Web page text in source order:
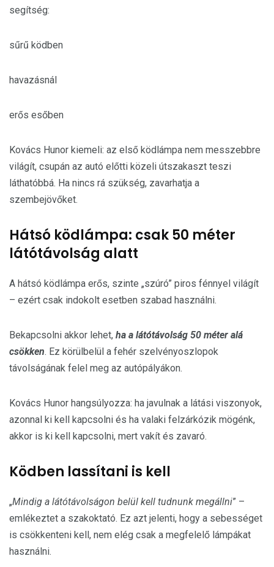
segítség:
sűrű ködben
havazásnál
erős esőben
Kovács Hunor kiemeli: az első ködlámpa nem messzebbre
világít, csupán az autó előtti közeli útszakaszt teszi
láthatóbbá. Ha nincs rá szükség, zavarhatja a
szembejövőket.
Hátsó ködlámpa: csak 50 méter
látótávolság alatt
A hátsó ködlámpa erős, szinte „szúró” piros fénnyel világít
– ezért csak indokolt esetben szabad használni.
Bekapcsolni akkor lehet, ha a látótávolság 50 méter alá
csökken. Ez körülbelül a fehér szelvényoszlopok
távolságának felel meg az autópályákon.
Kovács Hunor hangsúlyozza: ha javulnak a látási viszonyok,
azonnal ki kell kapcsolni és ha valaki felzárkózik mögénk,
akkor is ki kell kapcsolni, mert vakít és zavaró.
Ködben lassítani is kell
„Mindig a látótávolságon belül kell tudnunk megállni” –
emlékeztet a szakoktató. Ez azt jelenti, hogy a sebességet
is csökkenteni kell, nem elég csak a megfelelő lámpákat
használni.